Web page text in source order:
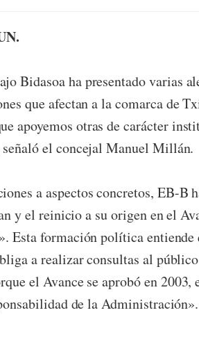
Bidasoa ha presentado varias
que afectan a la comarca de
apoyemos otras de carácter
el concejal Manuel Millán.
a aspectos concretos, EB-
y el reinicio a su origen en el
Esta formación política entiende
a realizar consultas al
el Avance se aprobó en 2003,
de la Administración».